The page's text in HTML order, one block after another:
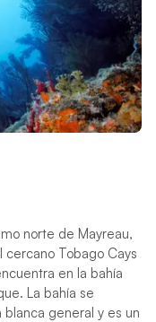
norte de Mayreau,
Tobago Cays
en la bahía
La bahía se
general y es un